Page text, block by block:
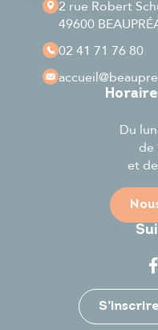
2 rue Robert
49600
02 41 71 76 80
accueil
Du
de
et